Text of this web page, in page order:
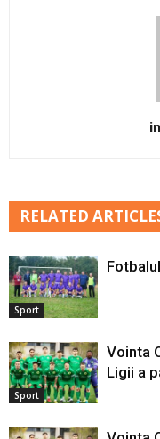
RELATED
Sport
Sport
Vointa
Ligii a